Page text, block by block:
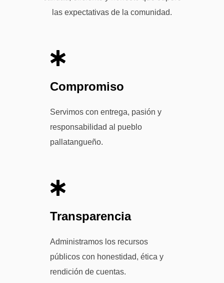
las expectativas de la comunidad.
Compromiso
Servimos con entrega, pasión y
responsabilidad al pueblo
pallatangueño.
Transparencia
Administramos los recursos
públicos con honestidad, ética y
rendición de cuentas.